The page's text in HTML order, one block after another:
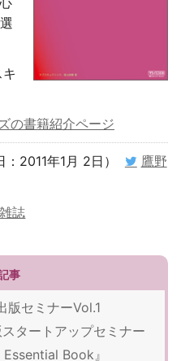
の書籍紹介ページ
2011年1月 2日）
鷹野
誌
事
版セミナーVol.1
タートアップセミナー
Book』